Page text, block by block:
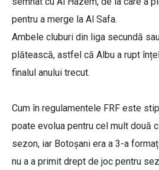
pentru a merge la Al Safa.
Ambele cluburi din liga secundă
plătească, astfel că Albu a rupt
finalul anului trecut.
Cum în regulamentele FRF este
poate evolua pentru cel mult două
sezon, iar Botoșani era a 3-a
nu a a primit drept de joc pentru